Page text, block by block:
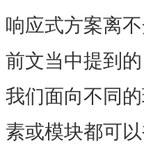
响应式方案离
前文当中提到
我们面向不同
素或模块都可